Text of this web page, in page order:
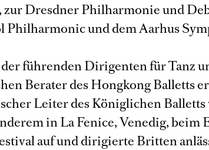
zur Dresdner Philharmonie und
Philharmonic und dem Aarhus
führenden Dirigenten für Tanz
Berater des Hongkong Balletts
Leiter des Königlichen
in La Fenice, Venedig, beim
auf und dirigierte Britten